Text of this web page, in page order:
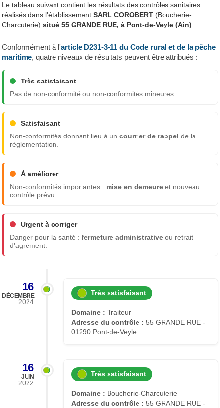
Le tableau suivant contient les résultats des contrôles sanitaires
réalisés dans l'établissementSARL COROBERT (Boucherie-
Charcuterie) situé 55 GRANDE RUE, à Pont-de-Veyle (Ain)
Conformément à l'article D231-3-11 du Code rural et de la pêche
maritime, quatre niveaux de résultats peuvent être attribués :
Très satisfaisant
Pas de non-conformité ou non-conformités mineures.
Satisfaisant
Non-conformités donnant lieu à uncourrier de rappel de la
réglementation.
À améliorer
Non-conformités importantes : mise en demeure et nouveau
contrôle prévu.
Urgent à corriger
Danger pour la santé :fermeture administrative ou retrait
d'agrément.
16
DÉCEMBRE
2024
Très satisfaisant
Domaine : Traiteur
Adresse du contrôle : 55 GRANDE RUE -
01290 Pont-de-Veyle
16
JUIN
2022
Très satisfaisant
Domaine : Boucherie-Charcuterie
Adresse du contrôle : 55 GRANDE RUE -